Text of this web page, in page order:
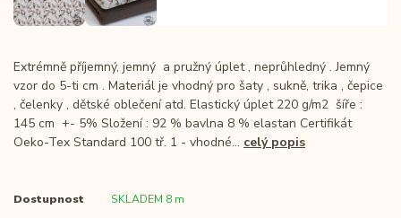
Extrémně příjemný, jemný a pružný úplet , neprůhledný . Jemný
vzor do 5-ti cm . Materiál je vhodný pro šaty , sukně, trika , čepice
, čelenky , dětské oblečení atd. Elastický úplet 220 g/m2 šíře :
145 cm +- 5% Složení : 92 % bavlna 8 % elastan Certifikát
Oeko-Tex Standard 100 tř. 1 - vhodné... celý popis
Dostupnost SKLADEM 8 m